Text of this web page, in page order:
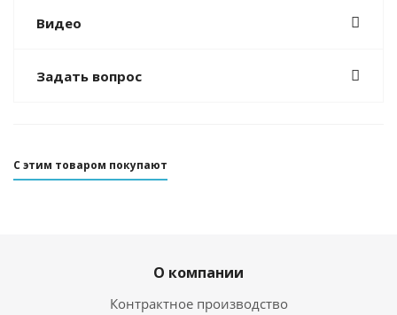
Видео
Задать вопрос
С этим товаром покупают
О компании
Контрактное производство